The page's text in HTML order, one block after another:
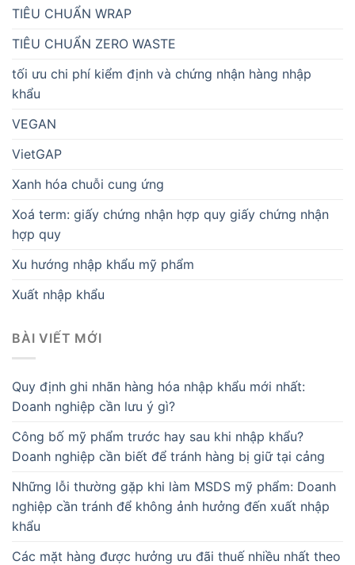
TIÊU CHUẨN WRAP
TIÊU CHUẨN ZERO WASTE
tối ưu chi phí kiểm định và chứng nhận hàng nhập
khẩu
VEGAN
VietGAP
Xanh hóa chuỗi cung ứng
Xoá term: giấy chứng nhận hợp quy giấy chứng nhận
hợp quy
Xu hướng nhập khẩu mỹ phẩm
Xuất nhập khẩu
BÀI VIẾT MỚI
Quy định ghi nhãn hàng hóa nhập khẩu mới nhất:
Doanh nghiệp cần lưu ý gì?
Công bố mỹ phẩm trước hay sau khi nhập khẩu?
Doanh nghiệp cần biết để tránh hàng bị giữ tại cảng
Những lỗi thường gặp khi làm MSDS mỹ phẩm: Doanh
nghiệp cần tránh để không ảnh hưởng đến xuất nhập
khẩu
Các mặt hàng được hưởng ưu đãi thuế nhiều nhất theo